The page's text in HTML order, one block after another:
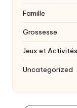
Famille
Grossesse
Jeux et Activités
Uncategorized